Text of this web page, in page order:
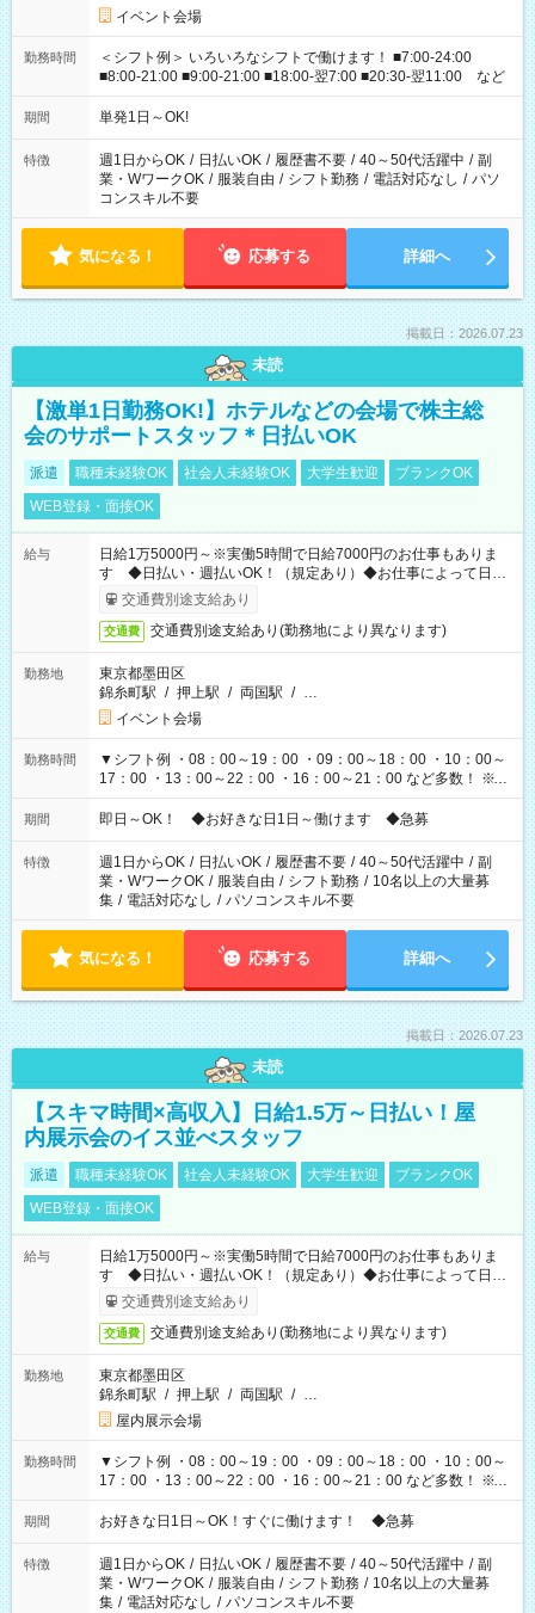
イベント会場
勤務時間
＜シフト例＞ いろいろなシフトで働けます！ ■7:00-24:00
■8:00-21:00 ■9:00-21:00 ■18:00-翌7:00 ■20:30-翌11:00 など
期間 単発1日～OK!
特徴 週1日からOK / 日払いOK / 履歴書不要 / 40～50代活躍中 / 副
業・WワークOK / 服装自由 / シフト勤務 / 電話対応なし / パソ
コンスキル不要
気になる！ 応募する 詳細へ
掲載日：2026.07.23
未読
【激単1日勤務OK!】ホテルなどの会場で株主総
会のサポートスタッフ＊日払いOK
派遣 職種未経験OK 社会人未経験OK 大学生歓迎
ブランクOK
WEB登録・面接OK
給与
日給1万5000円～※実働5時間で日給7000円のお仕事もありま
す ◆日払い・週払いOK！（規定あり）◆お仕事によって日給
も異なります
交通費別途支給あり
交通費 交通費別途支給あり(勤務地により異なります)
勤務地
東京都墨田区
錦糸町駅 / 押上駅 / 両国駅 / …
イベント会場
勤務時間
▼シフト例 ・08：00～19：00 ・09：00～18：00 ・10：00～
17：00 ・13：00～22：00 ・16：00～21：00 など多数！ ※お
仕事により勤務時間が異なります
期間 即日～OK！ ◆お好きな日1日～働けます ◆急募
特徴 週1日からOK / 日払いOK / 履歴書不要 / 40～50代活躍中 / 副
業・WワークOK / 服装自由 / シフト勤務 / 10名以上の大量募
集 / 電話対応なし / パソコンスキル不要
気になる！ 応募する 詳細へ
掲載日：2026.07.23
未読
【スキマ時間×高収入】日給1.5万～日払い！屋
内展示会のイス並べスタッフ
派遣 職種未経験OK 社会人未経験OK 大学生歓迎
ブランクOK
WEB登録・面接OK
給与
日給1万5000円～※実働5時間で日給7000円のお仕事もありま
す ◆日払い・週払いOK！（規定あり）◆お仕事によって日給
も異なります
交通費別途支給あり
交通費 交通費別途支給あり(勤務地により異なります)
勤務地
東京都墨田区
錦糸町駅 / 押上駅 / 両国駅 / …
屋内展示会場
勤務時間
▼シフト例 ・08：00～19：00 ・09：00～18：00 ・10：00～
17：00 ・13：00～22：00 ・16：00～21：00 など多数！ ※お
仕事により勤務時間が異なります
期間 お好きな日1日～OK！すぐに働けます！ ◆急募
特徴 週1日からOK / 日払いOK / 履歴書不要 / 40～50代活躍中 / 副
業・WワークOK / 服装自由 / シフト勤務 / 10名以上の大量募
集 / 電話対応なし / パソコンスキル不要